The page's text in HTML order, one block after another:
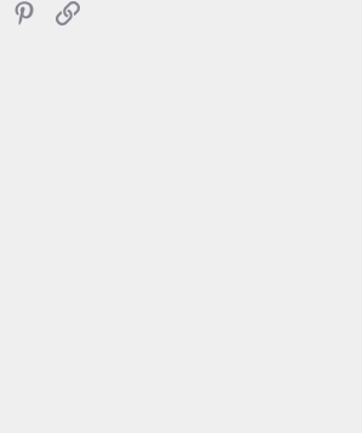
LinkedInPinterest
Link